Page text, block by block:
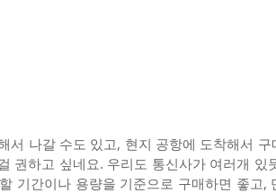
서 나갈 수도 있고, 현지 공항에 도착해서 구
권하고 싶네요. 우리도 통신사가 여러개 있
기간이나 용량을 기준으로 구매하면 좋고,